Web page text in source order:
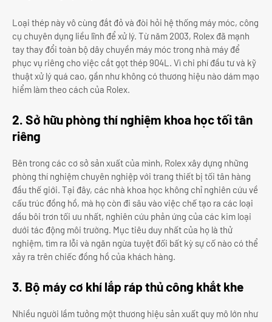
Loại thép này vô cùng đắt đỏ và đòi hỏi hệ thống máy móc, công
cụ chuyên dụng liều lĩnh để xử lý. Từ năm 2003, Rolex đã mạnh
tay thay đổi toàn bộ dây chuyền máy móc trong nhà máy để
phục vụ riêng cho việc cắt gọt thép 904L. Vì chi phí đầu tư và kỹ
thuật xử lý quá cao, gần như không có thương hiệu nào dám mạo
hiểm làm theo cách của Rolex.
2. Sở hữu phòng thí nghiệm khoa học tối tân
riêng
Bên trong các cơ sở sản xuất của mình, Rolex xây dựng những
phòng thí nghiệm chuyên nghiệp với trang thiết bị tối tân hàng
đầu thế giới. Tại đây, các nhà khoa học không chỉ nghiên cứu về
cấu trúc đồng hồ, mà họ còn đi sâu vào việc chế tạo ra các loại
dầu bôi trơn tối ưu nhất, nghiên cứu phản ứng của các kim loại
dưới tác động môi trường. Mục tiêu duy nhất của họ là thử
nghiệm, tìm ra lỗi và ngăn ngừa tuyệt đối bất kỳ sự cố nào có thể
xảy ra trên chiếc đồng hồ của khách hàng.
3. Bộ máy cơ khí lắp ráp thủ công khắt khe
Nhiều người lầm tưởng một thương hiệu sản xuất quy mô lớn như